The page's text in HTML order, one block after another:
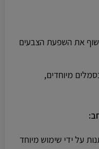
את השפעת הצבעים
מיוחדים,
על ידי שימוש מיוחד